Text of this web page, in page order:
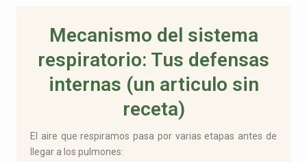
p a
m
p
e
Mecanismo del sistema
respiratorio: Tus defensas
internas (un articulo sin
receta)
El aire que respiramos pasa por varias etapas antes de
llegar a los pulmones: